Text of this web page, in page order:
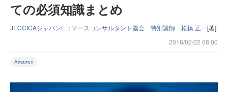
ての必須知識まとめ
JECCICAジャパンEコマースコンサルタント協会 特別講師 松橋 正一[著]
2016/02/22 08:00
Amazon